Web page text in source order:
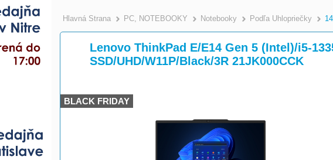
Hlavná Strana >
PC, NOTEBOOKY >
Notebooky >
Podľa Uhlopriečky
Lenovo ThinkPad E/E14 Gen 5 (Intel)/i5-
SSD/UHD/W11P/Black/3R 21JK000CCK
BLACK FRIDAY